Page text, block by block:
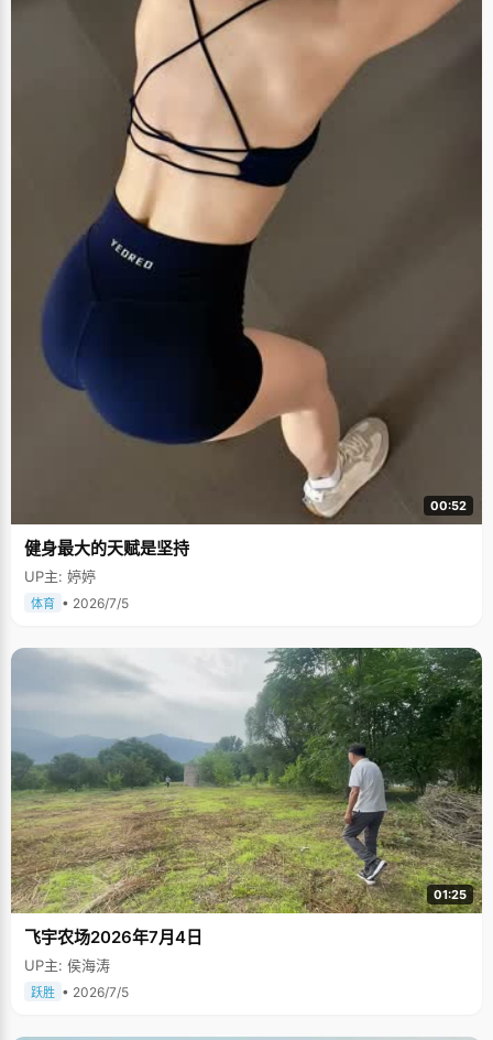
00:52
健身最大的天赋是坚持
UP主: 婷婷
体育 • 2026/7/5
01:25
飞宇农场2026年7月4日
UP主: 侯海涛
跃胜 • 2026/7/5